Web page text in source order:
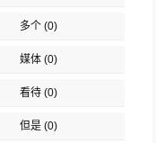
多个(0)
媒体(0)
看待(0)
但是(0)